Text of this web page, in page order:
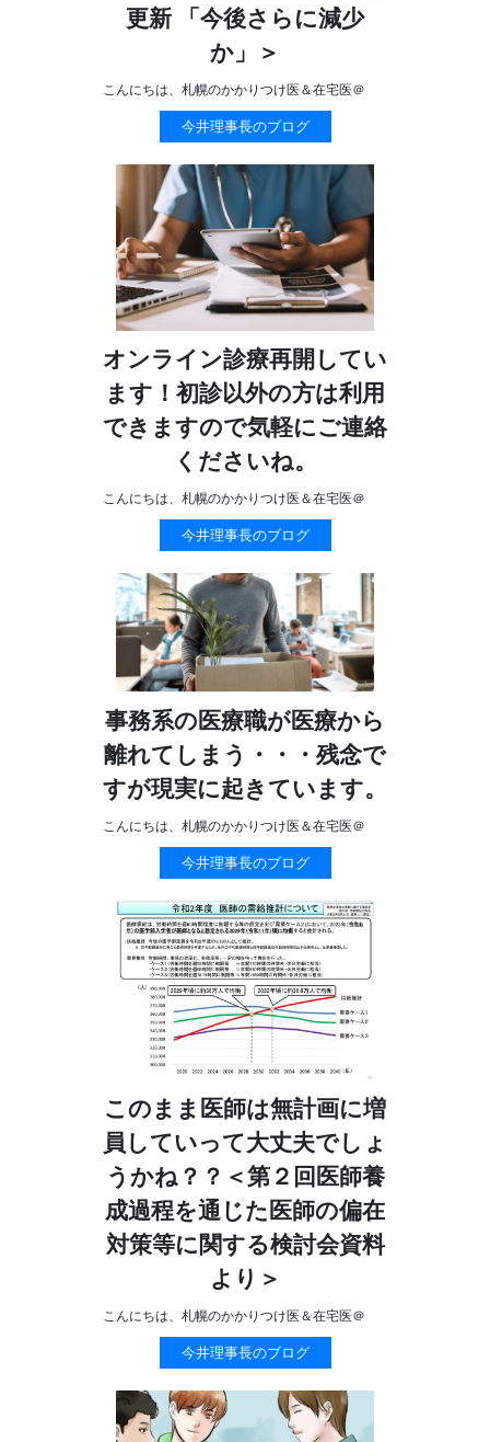
更新 「今後さらに減少
か」＞
こんにちは、札幌のかかりつけ医＆在宅医＠
今井理事長のブログ
オンライン診療再開してい
ます！初診以外の方は利用
できますので気軽にご連絡
くださいね。
こんにちは、札幌のかかりつけ医＆在宅医＠
今井理事長のブログ
事務系の医療職が医療から
離れてしまう・・・残念で
すが現実に起きています。
こんにちは、札幌のかかりつけ医＆在宅医＠
今井理事長のブログ
このまま医師は無計画に増
員していって大丈夫でしょ
うかね？？＜第２回医師養
成過程を通じた医師の偏在
対策等に関する検討会資料
より＞
こんにちは、札幌のかかりつけ医＆在宅医＠
今井理事長のブログ